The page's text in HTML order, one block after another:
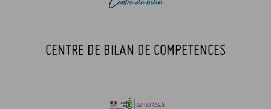
CENTRE DE BILAN DE COMPETENCES